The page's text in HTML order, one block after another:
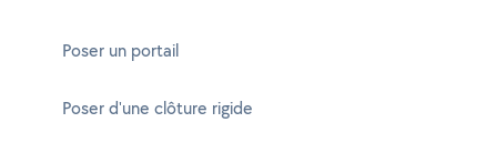
Poser un portail
Poser d'une clôture rigide